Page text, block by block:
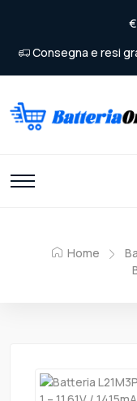
Consegna e resi
Home